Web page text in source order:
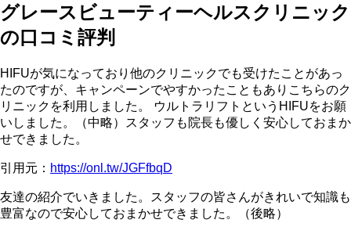
グレースビューティーヘルスクリニック
の口コミ評判
HIFUが気になっており他のクリニックでも受けたことがあっ
たのですが、キャンペーンでやすかったこともありこちらのク
リニックを利用しました。 ウルトラリフトというHIFUをお願
いしました。（中略）スタッフも院長も優しく安心しておまか
せできました。
引用元： https://onl.tw/JGFfbqD
友達の紹介でいきました。スタッフの皆さんがきれいで知識も
豊富なので安心しておまかせできました。（後略）